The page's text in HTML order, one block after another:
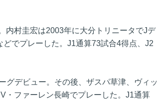
内村圭宏は2003年に大分トリニータでJデ
でプレーした。J1通算73試合4得点、J2
グデビュー。その後、ザスパ草津、ヴィッ
・ファーレン長崎でプレーした。J1通算